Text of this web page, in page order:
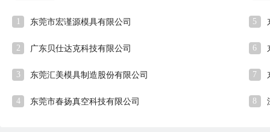
1 东莞市宏谨源模具有限公司
2 广东贝仕达克科技有限公司
3 东莞汇美模具制造股份有限公司
4 东莞市春扬真空科技有限公司
5
6
7
8